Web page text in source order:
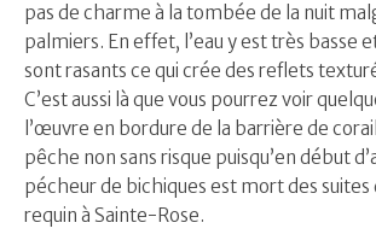
pas de charme à la tombée de la nuit
palmiers. En effet, l’eau y est très basse
sont rasants ce qui crée des reflets
C’est aussi là que vous pourrez voir
l’œuvre en bordure de la barrière de
pêche non sans risque puisqu’en début
pécheur de bichiques est mort des suites
requin à Sainte-Rose.